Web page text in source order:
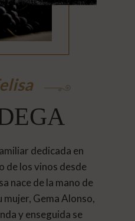
dedicada en
de los vinos desde
nace de la mano de
mujer, Gema Alonso,
y enseguida se